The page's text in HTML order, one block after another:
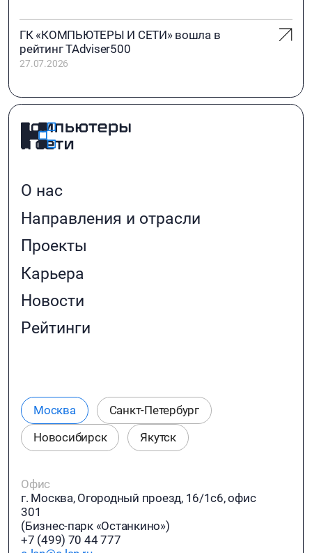
ГК «КОМПЬЮТЕРЫ И СЕТИ» вошла в
рейтинг TAdviser500
27.07.2026
О нас
Направления и отрасли
Проекты
Карьера
Новости
Рейтинги
Москва
Санкт-Петербург
Новосибирск
Якутск
Офис
г. Москва, Огородный проезд, 16/1с6, офис
301
(Бизнес-парк «Останкино»)
+7 (499) 70 44 777